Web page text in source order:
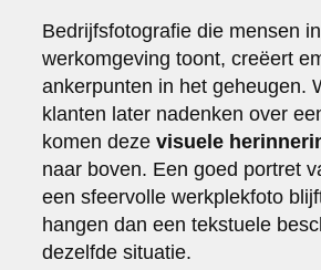
Bedrijfsfotografie die mensen
werkomgeving toont, creëert
ankerpunten in het geheugen.
klanten later nadenken over
komen dezevisuele
naar boven. Een goed portret
een sfeervolle werkplekfoto
hangen dan een tekstuele
dezelfde situatie.